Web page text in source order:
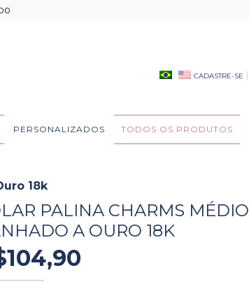
CADASTRE-SE
PERSONALIZADOS TODOS OS PRODUTOS
18k
PALINA CHARMS MÉDIO
A OURO 18K